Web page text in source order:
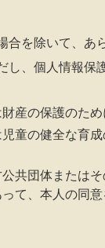
合を除いて、
し、個人情報保
産の保護のた
童の健全な育
共団体または
て、本人の同